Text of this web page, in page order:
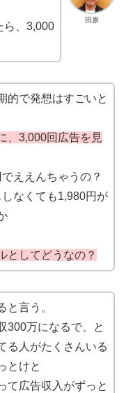
田原
ら、3,000
的で発想はすごいと
、3,000回広告を見
ええんちゃうの？
なくても1,980円が
としてどうなの？
と言う。
300万になるで、と
る人がたくさんいる
とけと
て広告収入がずっと